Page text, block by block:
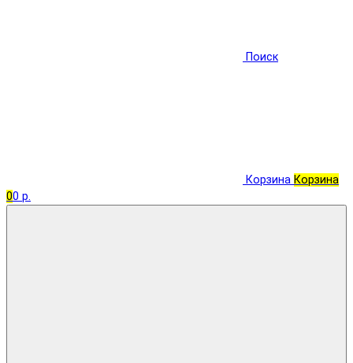
Поиск
Корзина Корзина
00 р.